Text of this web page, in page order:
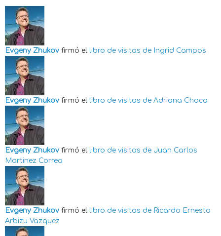
Evgeny Zhukov firmó el libro de visitas de Ingrid Campos
Evgeny Zhukov firmó el libro de visitas de Adriana Choca
Evgeny Zhukov firmó el libro de visitas de Juan Carlos
Martinez Correa
Evgeny Zhukov firmó el libro de visitas de Ricardo Ernesto
Arbizu Vazquez